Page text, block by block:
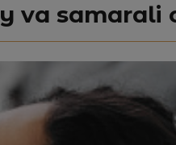
va samarali